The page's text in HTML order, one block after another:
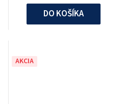
DO KOŠÍKA
AKCIA